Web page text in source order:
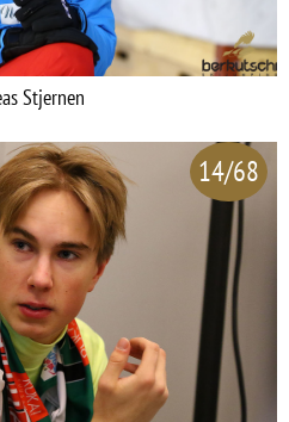
Stjernen
14/68